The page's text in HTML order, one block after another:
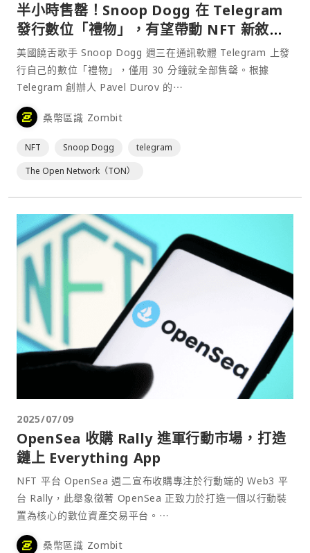
半小時售罄！Snoop Dogg 在 Telegram
發行數位「禮物」，有望帶動 NFT 新敘
事？
美國饒舌歌手 Snoop Dogg 週三在通訊軟體 Telegram 上發
行自己的數位「禮物」，僅用 30 分鐘就全部售罄。根據
Telegram 創辦人 Pavel Durov 的⋯
桑幣區識 Zombit
NFT Snoop Dogg
telegram
The Open Network（TON）
2025/07/09
OpenSea 收購 Rally 進軍行動市場，打造
鏈上 Everything App
NFT 平台 OpenSea 週二宣布收購專注於行動端的 Web3 平
台 Rally，此舉象徵著 OpenSea 正致力於打造一個以行動裝
置為核心的數位資產交易平台。⋯
桑幣區識 Zombit